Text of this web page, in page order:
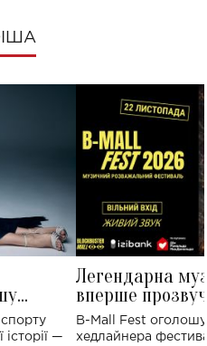
—
Легендарна
вперше
Україні: де
B-Mall Fest
хедлайнера